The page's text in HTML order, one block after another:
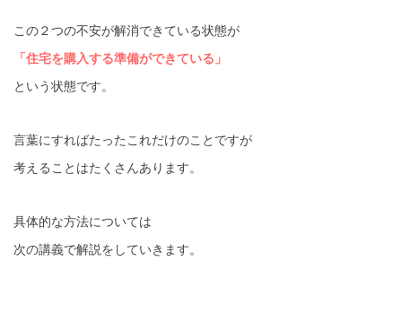
この２つの不安が解消できている状態が
「住宅を購入する準備ができている」
という状態です。
言葉にすればたったこれだけのことですが
考えることはたくさんあります。
具体的な方法については
次の講義で解説をしていきます。